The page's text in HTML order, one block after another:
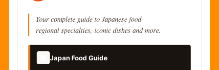
Your complete guide to Japanese food
regional specialties, iconic dishes and more.
Japan Food Guide